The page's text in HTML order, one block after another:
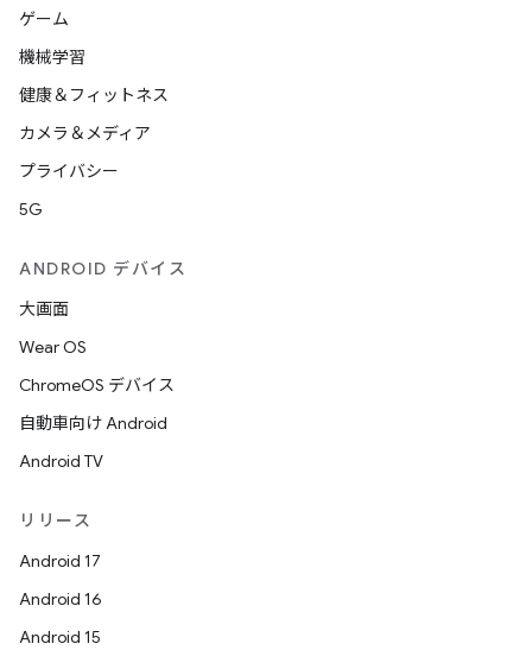
ゲーム
機械学習
健康＆フィットネス
カメラ＆メディア
プライバシー
5G
ANDROID デバイス
大画面
Wear OS
ChromeOS デバイス
自動車向け Android
Android TV
リリース
Android 17
Android 16
Android 15